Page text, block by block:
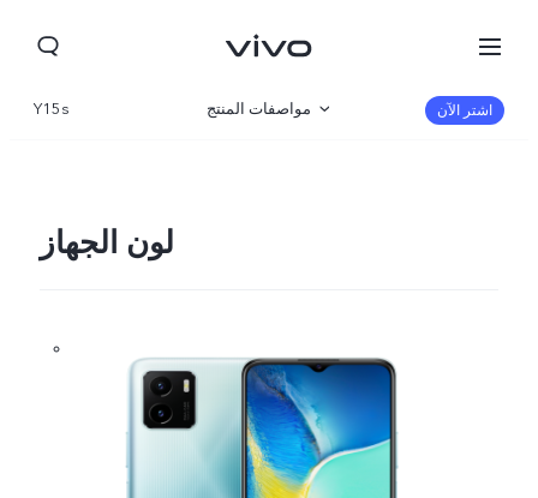
Y15s مواصفات المنتج اشتر الآن
لون الجهاز